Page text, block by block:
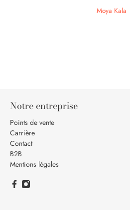
Moya Kala
Notre entreprise
Points de vente
Carrière
Contact
B2B
Mentions légales